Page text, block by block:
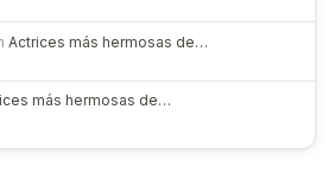
Actrices más hermosas de…
más hermosas de…